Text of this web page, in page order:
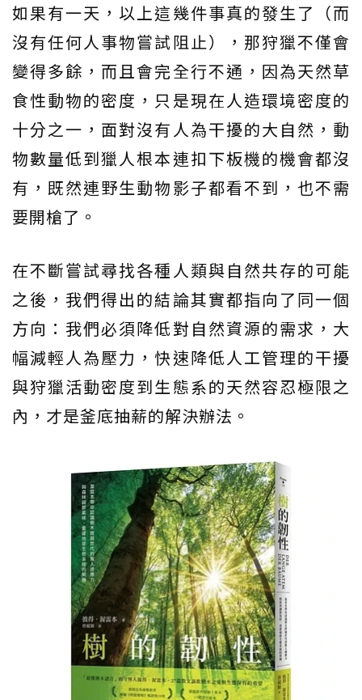
如果有一天，以上這幾件事真的發生了（而
沒有任何人事物嘗試阻止），那狩獵不僅會
變得多餘，而且會完全行不通，因為天然草
食性動物的密度，只是現在人造環境密度的
十分之一，面對沒有人為干擾的大自然，動
物數量低到獵人根本連扣下板機的機會都沒
有，既然連野生動物影子都看不到，也不需
要開槍了。
在不斷嘗試尋找各種人類與自然共存的可能
之後，我們得出的結論其實都指向了同一個
方向：我們必須降低對自然資源的需求，大
幅減輕人為壓力，快速降低人工管理的干擾
與狩獵活動密度到生態系的天然容忍極限之
內，才是釜底抽薪的解決辦法。